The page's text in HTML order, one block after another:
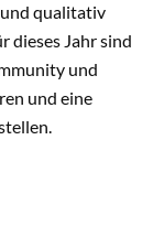
qualitativ
dieses Jahr sind
und
und eine